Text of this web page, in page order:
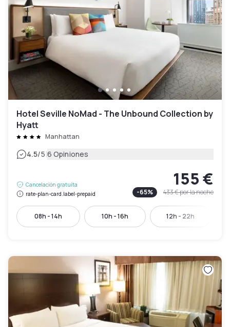
Hotel Seville NoMad - The Unbound Collection by
Hyatt
Manhattan
4.5/5|6 Opiniones
Cancelación gratuita
rate-plan-card.label-prepaid
155 €
-65% 433 €por la noche
08h - 14h 10h - 16h 12h - 22h